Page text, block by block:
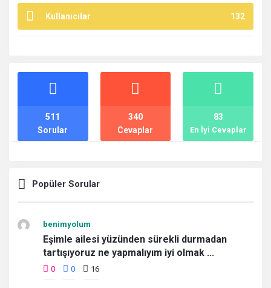
Kullanıcılar 132
İstatistikler
Sorular
511
Cevaplar
340
En İyi Cevaplar
83
Popüler Sorular
benimyolum
Eşimle ailesi yüzünden sürekli durmadan
tartışıyoruz ne yapmalıyım iyi olmak ...
0 0 16